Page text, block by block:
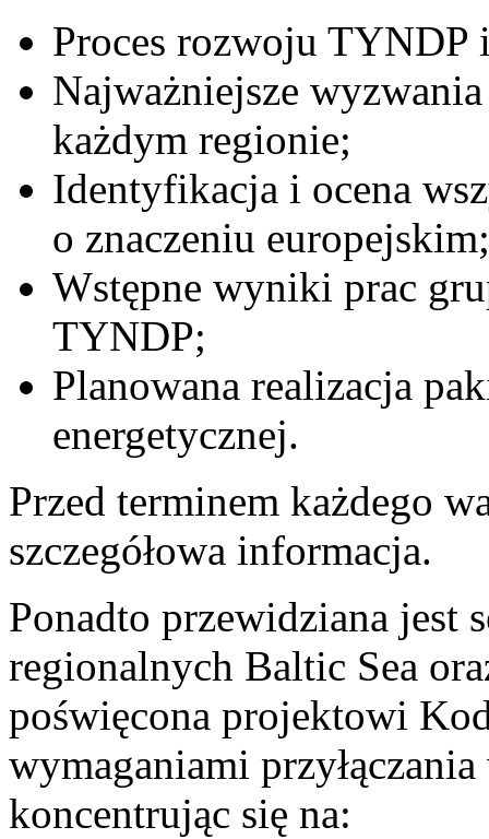
Proces rozwoju TYNDP
Najważniejsze
każdym regionie;
Identyfikacja i ocena
o znaczeniu europejskim;
Wstępne wyniki prac
TYNDP;
Planowana realizacja
energetycznej.
Przed terminem każdego
szczegółowa informacja.
Ponadto przewidziana jest
regionalnych Baltic Sea
poświęcona projektowi
wymaganiami
koncentrując się na: